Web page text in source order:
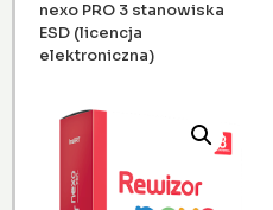
nexo PRO 3 stanowiska
ESD (licencja
elektroniczna)